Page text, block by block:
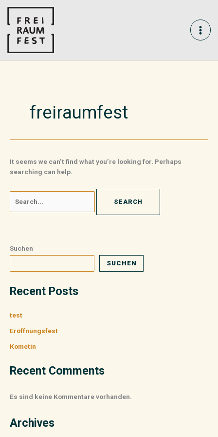
content
freiraumfest
It seems we can’t find what you’re looking for. Perhaps
searching can help.
Suchen
SUCHEN
Recent Posts
test
Eröffnungsfest
Kometin
Recent Comments
Es sind keine Kommentare vorhanden.
Archives